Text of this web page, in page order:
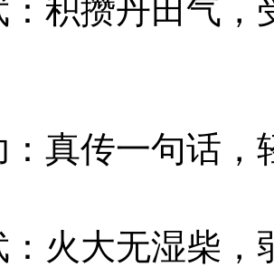
攒丹田气，
传一句话，
大无湿柴，